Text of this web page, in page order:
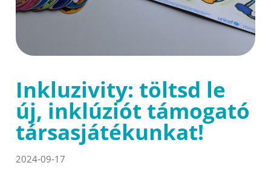
Inkluzivity: töltsd le
új, inklúziót támogató
társasjátékunkat!
2024-09-17